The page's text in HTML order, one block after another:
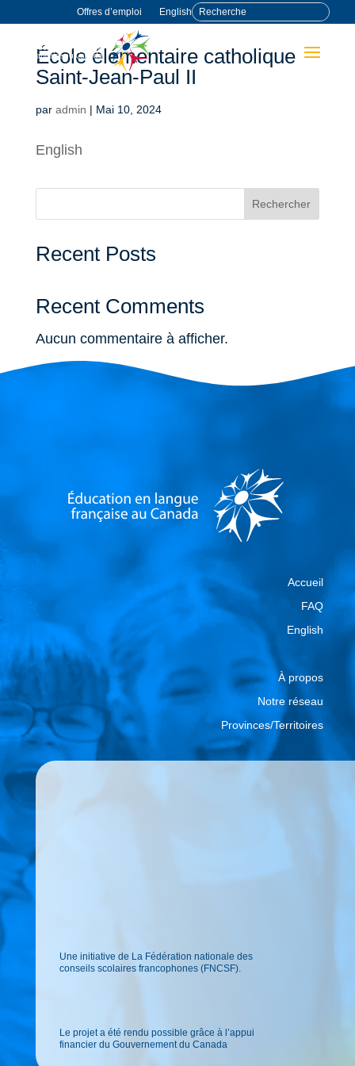
Offres d’emploi English
École élémentaire catholique
Saint-Jean-Paul II
par admin | Mai 10, 2024
English
Rechercher
Recent Posts
Recent Comments
Aucun commentaire à afficher.
Accueil
FAQ
English
À propos
Notre réseau
Provinces/Territoires
Une initiative de La Fédération nationale des
conseils scolaires francophones (FNCSF).
Le projet a été rendu possible grâce à l’appui
financier du Gouvernement du Canada